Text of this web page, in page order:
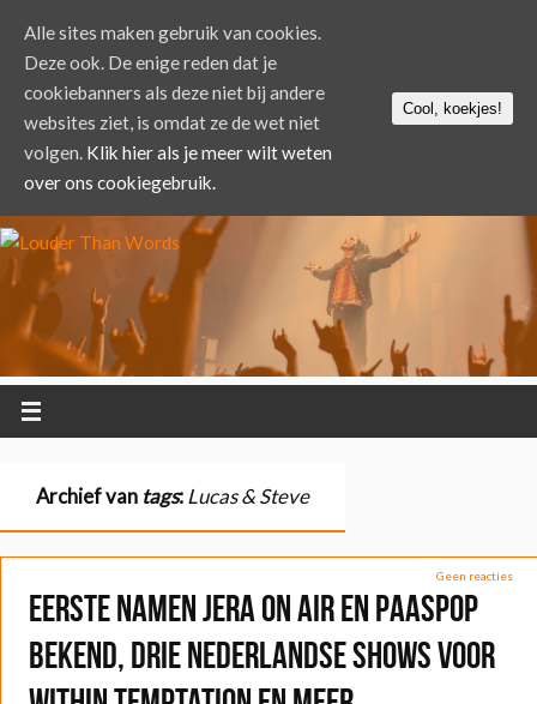
Archief van tags:Lucas & Steve
Geen reacties
Eerste namen Jera On Air en Paaspop
bekend, drie Nederlandse shows voor
Alle sites maken gebruik van cookies.
Deze ook. De enige reden dat je
cookiebanners als deze niet bij andere
websites ziet, is omdat ze de wet niet
volgen. Klik hier als je meer wilt weten
over ons cookiegebruik.
Cool, koekjes!